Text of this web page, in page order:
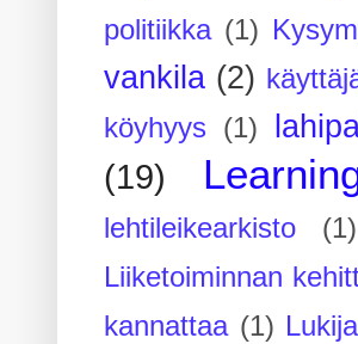
politiikka (1)
vankila (2)
köyhyys
(1)
(19)
lehtileikearkisto (1)
Liiketoiminnan
kannattaa (1)